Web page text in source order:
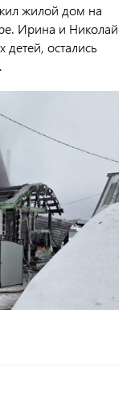
жилой дом на
Ирина и Николай
остались